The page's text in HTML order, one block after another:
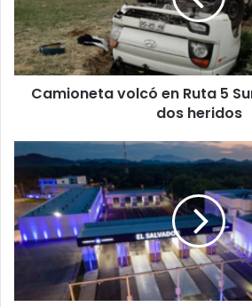
Sur
de
Chile
y
dejóCamioneta volcó en Ruta 5
dos heridos
en
El
Salvador
rompe
récord
servicios